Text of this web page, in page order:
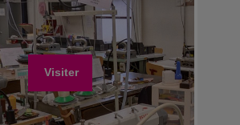
Visiter